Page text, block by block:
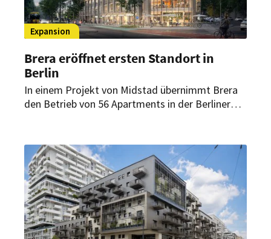
Expansion
Brera eröffnet ersten Standort in
Berlin
In einem Projekt von Midstad übernimmt Brera
den Betrieb von 56 Apartments in der Berliner